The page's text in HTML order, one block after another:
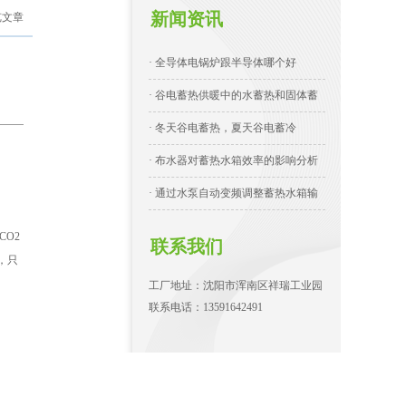
章
只
新闻资讯
· 全导体电锅炉跟半导体哪个好
· 谷电蓄热供暖中的水蓄热和固体蓄
· 冬天谷电蓄热，夏天谷电蓄冷
· 布水器对蓄热水箱效率的影响分析
· 通过水泵自动变频调整蓄热水箱输
联系我们
工厂地址：沈阳市浑南区祥瑞工业园
联系电话：13591642491